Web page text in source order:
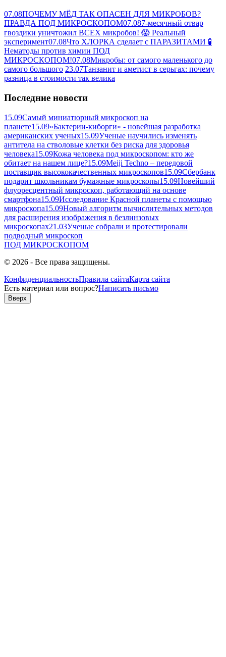
07.08ПОЧЕМУ МЁД ТАК ОПАСЕН ДЛЯ МИКРОБОВ?
ПРАВДА ПОД МИКРОСКОПОМ07.087-месячный отвар
гвоздики уничтожил ВСЕХ микробов! 😱 Реальный
эксперимент07.08Что ХЛОРКА сделает с ПАРАЗИТАМИ 🧪
Нематоды против химии ПОД
МИКРОСКОПОМ!07.08Микробы: от самого маленького до
самого большого 23.07Танзанит и аметист в серьгах: почему
разница в стоимости так велика
Последние новости
15.09Самый миниатюрный микроскоп на
планете15.09«Бактерии-киборги» - новейшая разработка
американских ученых15.09Ученые научились изменять
антитела на стволовые клетки без риска для здоровья
человека15.09Кожа человека под микроскопом: кто же
обитает на нашем лице?15.09Meiji Techno – передовой
поставщик высококачественных микроскопов15.09Сбербанк
подарит школьникам бумажные микроскопы15.09Новейший
флуоресцентный микроскоп, работающий на основе
смартфона15.09Исследование Красной планеты с помощью
микроскопа15.09Новый алгоритм вычислительных методов
для расширения изображения в безлинзовых
микроскопах21.03Ученые собрали и протестировали
подводный микроскоп
ПОД МИКРОСКОПОМ
© 2026 - Все права защищены.
КонфиденциальностьПравила сайтаКарта сайта
Есть материал или вопрос?Написать письмо
Вверх